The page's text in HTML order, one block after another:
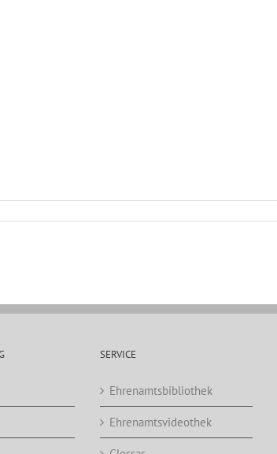
SERVICE
Ehrenamtsbibliothek
Ehrenamtsvideothek